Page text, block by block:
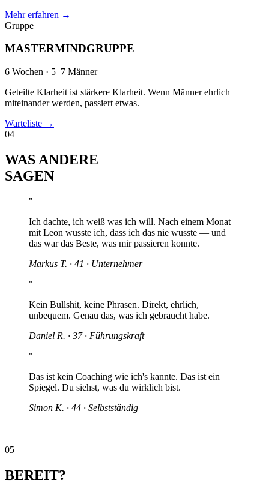
Mehr erfahren →
Gruppe
MASTERMIND­GRUPPE
6 Wochen · 5–7 Männer
Geteilte Klarheit ist stärkere Klarheit. Wenn Männer ehrlich
miteinander werden, passiert etwas.
Warteliste →
04
WAS ANDERE
SAGEN
"
Ich dachte, ich weiß was ich will. Nach einem Monat
mit Leon wusste ich, dass ich das nie wusste — und
das war das Beste, was mir passieren konnte.
Markus T. · 41 · Unternehmer
"
Kein Bullshit, keine Phrasen. Direkt, ehrlich,
unbequem. Genau das, was ich gebraucht habe.
Daniel R. · 37 · Führungskraft
"
Das ist kein Coaching wie ich's kannte. Das ist ein
Spiegel. Du siehst, was du wirklich bist.
Simon K. · 44 · Selbstständig
05
BEREIT?